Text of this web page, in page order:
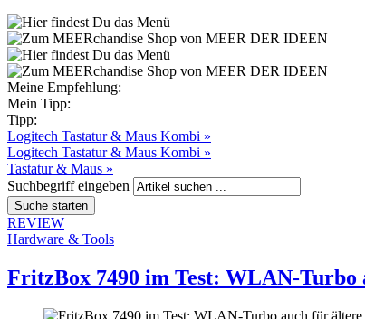
Meine Empfehlung:
Mein Tipp:
Tipp:
Logitech Tastatur & Maus Kombi »
Logitech Tastatur & Maus Kombi »
Tastatur & Maus »
Suchbegriff eingeben
REVIEW
Hardware & Tools
FritzBox 7490 im Test: WLAN-Turbo